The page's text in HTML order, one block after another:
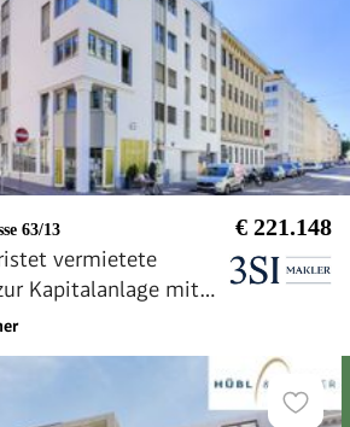
63/13 € 221.148
vermietete
Kapitalanlage mit